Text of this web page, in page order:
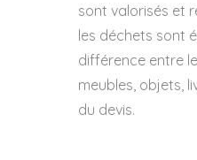
sont valorisés et
les déchets sont
différence entre
meubles, objets,
du devis.